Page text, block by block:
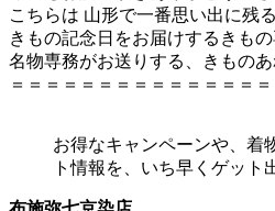
こちらは 山形で一番思い出に残る
きもの記念日をお届けするきも
名物専務がお送りする、きもの
＝＝＝＝＝＝＝＝＝＝＝＝＝＝
お得なキャンペーンや、着
ト情報を、いち早くゲット